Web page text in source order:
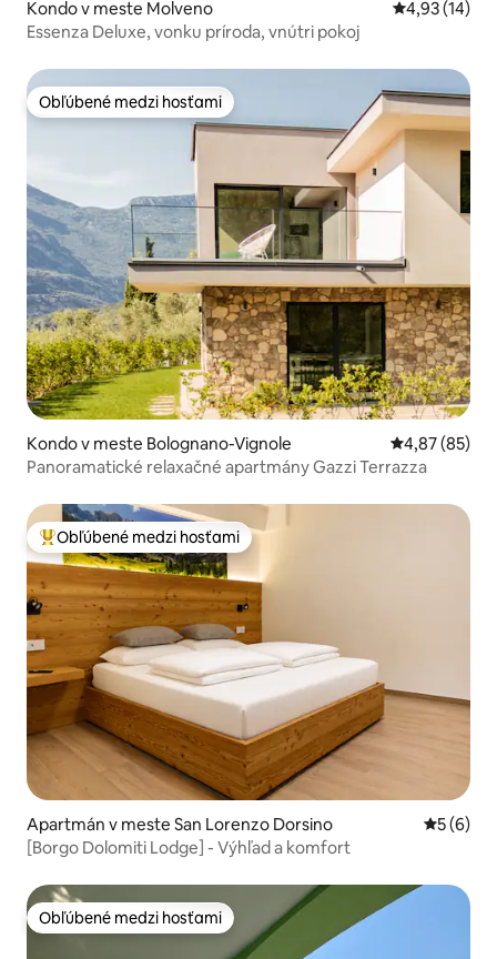
Kondo v meste Molveno Priemerné
4,93 (14)
Essenza Deluxe, vonku príroda, vnútri pokoj
Obľúbené medzi hosťami
Obľúbené medzi hosťami
Kondo v meste Bolognano-Vignole Priemerné
4,87 (85)
Panoramatické relaxačné apartmány Gazzi Terrazza
Najobľúbenejšie medzi hosťami
Obľúbené medzi hosťami
Apartmán v meste San Lorenzo Dorsino
5 (6)
[Borgo Dolomiti Lodge] - Výhľad a komfort
Obľúbené medzi hosťami
Obľúbené medzi hosťami